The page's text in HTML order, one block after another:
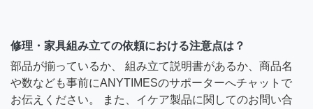
修理・家具組み立ての依頼における注意点は？
部品が揃っているか、 組み立て説明書があるか、商品名
や数なども事前にANYTIMESのサポーターへチャットで
お伝えください。 また、イケア製品に関してのお問い合